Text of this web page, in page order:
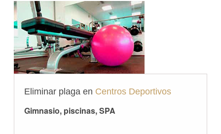
Eliminar plaga en Centros Deportivos
Gimnasio, piscinas, SPA